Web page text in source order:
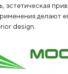
эстетическая
делают
design.